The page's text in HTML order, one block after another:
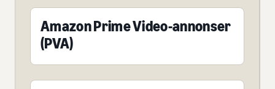
Amazon Prime Video-annonser
(PVA)